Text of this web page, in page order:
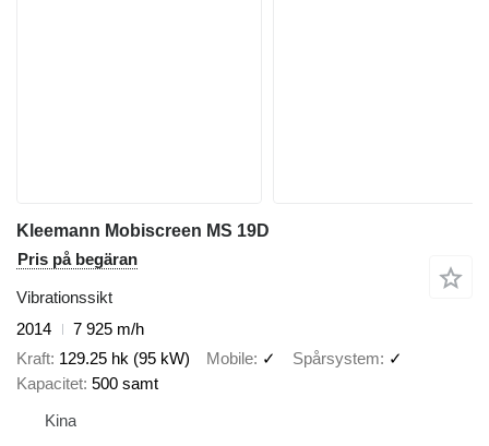
Kleemann Mobiscreen MS 19D
Pris på begäran
Vibrationssikt
2014
7 925 m/h
Kraft 129.25 hk (95 kW) Mobile ✓ Spårsystem
✓
Kapacitet 500 samt
Kina